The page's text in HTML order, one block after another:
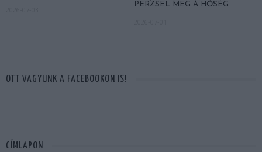
PERZSEL MEG A HŐSÉG
OTT VAGYUNK A FACEBOOKON IS!
CÍMLAPON